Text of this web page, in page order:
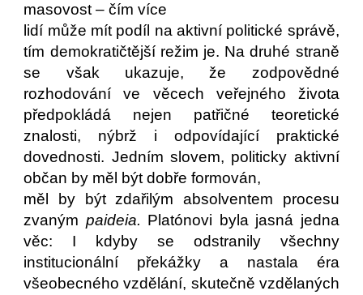
masovost – čím více
lidí může mít podíl na aktivní politické správě,
tím demokratičtější režim je. Na druhé straně
se však ukazuje, že zodpovědné
rozhodování ve věcech veřejného života
předpokládá nejen patřičné teoretické
znalosti, nýbrž i odpovídající praktické
dovednosti. Jedním slovem, politicky aktivní
občan by měl být dobře formován,
měl by být zdařilým absolventem procesu
zvaným paideia. Platónovi byla jasná jedna
věc: I kdyby se odstranily všechny
institucionální překážky a nastala éra
všeobecného vzdělání, skutečně vzdělaných